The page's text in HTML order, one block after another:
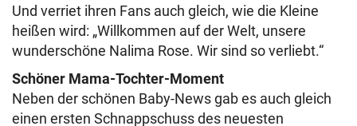
Und verriet ihren Fans auch gleich, wie die Kleine
heißen wird: „Willkommen auf der Welt, unsere
wunderschöne Nalima Rose. Wir sind so verliebt.“
Schöner Mama-Tochter-Moment
Neben der schönen Baby-News gab es auch gleich
einen ersten Schnappschuss des neuesten